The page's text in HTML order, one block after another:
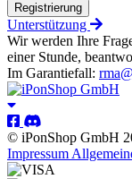
Registrierung
Unterstützung
Wir werden Ihre
einer Stunde,
Im Garantiefall:
© iPonShop GmbH
Impressum